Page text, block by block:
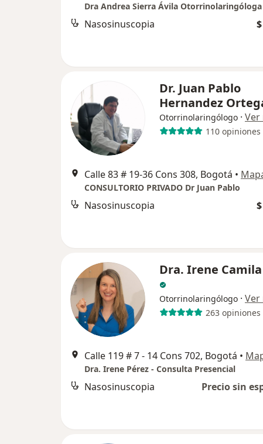
Dra Andrea Sierra Ávila Otorrinolaringóloga
Nasosinuscopia
Dr. Juan Pablo
Hernandez
Otorrinolaringólogo · Ver
110 opiniones
Calle 83 # 19-36 Cons 308, Bogotá •
CONSULTORIO PRIVADO Dr Juan Pablo
Nasosinuscopia
Dra. Irene
Otorrinolaringólogo · Ver
263 opiniones
Calle 119 # 7 - 14 Cons 702, Bogotá •
Dra. Irene Pérez - Consulta Presencial
Nasosinuscopia Precio sin